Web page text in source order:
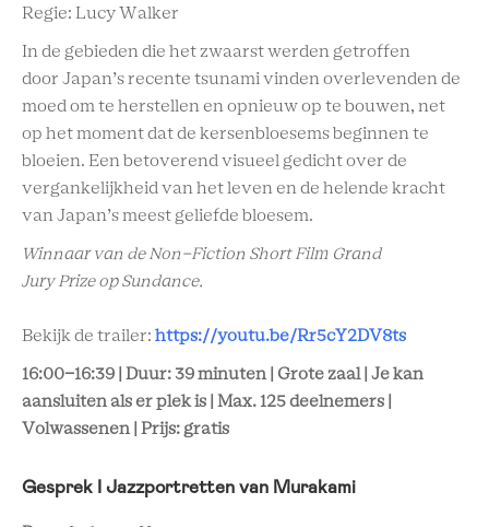
Regie: Lucy Walker
In de gebieden die het zwaarst werden getroffen
door Japan’s recente tsunami vinden overlevenden de
moed om te herstellen en opnieuw op te bouwen, net
op het moment dat de kersenbloesems beginnen te
bloeien. Een betoverend visueel gedicht over de
vergankelijkheid van het leven en de helende kracht
van Japan’s meest geliefde bloesem.
Winnaar van de Non-Fiction Short Film Grand
Jury Prize op Sundance.
Bekijk de trailer: https://youtu.be/Rr5cY2DV8ts
16:00-16:39 | Duur: 39 minuten | Grote zaal | Je kan
aansluiten als er plek is | Max. 125 deelnemers |
Volwassenen | Prijs: gratis
Gesprek I Jazzportretten van Murakami